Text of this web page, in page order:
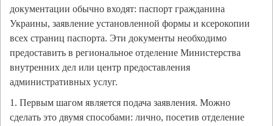
документации обычно входят: паспорт гражданина
Украины, заявление установленной формы и ксерокопии
всех страниц паспорта. Эти документы необходимо
предоставить в региональное отделение Министерства
внутренних дел или центр предоставления
административных услуг.
1. Первым шагом является подача заявления. Можно
сделать это двумя способами: лично, посетив отделение